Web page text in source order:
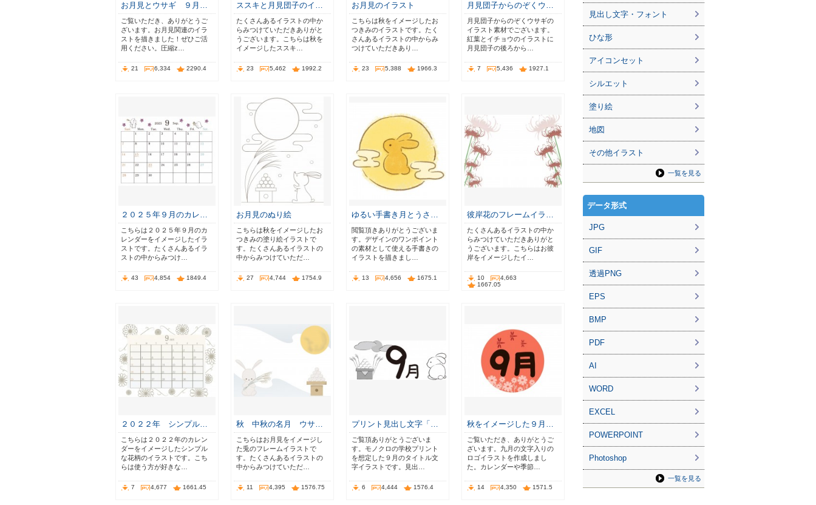
お月見とウサギ ９月…
ご覧いただき、ありがとうご
ざいます。お月見関連のイラ
ストを描きました！ぜひご活
用ください。圧縮z…
21 6,334 2290.4
ススキと月見団子のイ…
たくさんあるイラストの中か
らみつけていただきありがと
うございます。こちらは秋を
イメージしたススキ…
23 5,462 1992.2
お月見のイラスト
こちらは秋をイメージしたお
つきみのイラストです。たく
さんあるイラストの中からみ
つけていただきあり…
23 5,388 1966.3
月見団子からのぞくウ…
月見団子からのぞくウサギの
イラスト素材でございます。
紅葉とイチョウのイラストに
月見団子の後ろから…
7 5,436 1927.1
２０２５年９月のカレ…
こちらは２０２５年９月のカ
レンダーをイメージしたイラ
ストです。たくさんあるイラ
ストの中からみつけ…
43 4,854 1849.4
お月見のぬり絵
こちらは秋をイメージしたお
つきみの塗り絵イラストで
す。たくさんあるイラストの
中からみつけていただ…
27 4,744 1754.9
ゆるい手書き月とうさ…
閲覧頂きありがとうございま
す。デザインのワンポイント
の素材として使える手書きの
イラストを描きまし…
13 4,656 1675.1
彼岸花のフレームイラ…
たくさんあるイラストの中か
らみつけていただきありがと
うございます。こちらはお彼
岸をイメージしたイ…
10
4,663
1667.05
２０２２年 シンプル…
こちらは２０２２年のカレン
ダーをイメージしたシンプル
な花柄のイラストです。こち
らは使う方が好きな…
7 4,677 1661.45
秋 中秋の名月 ウサ…
こちらはお月見をイメージし
た兎のフレームイラストで
す。たくさんあるイラストの
中からみつけていただ…
11 4,395 1576.75
プリント見出し文字「…
ご覧頂ありがとうございま
す。モノクロの学校プリント
を想定した９月のタイトル文
字イラストです。見出…
6 4,444 1576.4
秋をイメージした９月…
ご覧いただき、ありがとうご
ざいます。九月の文字入りの
ロゴイラストを作成しまし
た。カレンダーや季節…
14 4,350 1571.5
見出し文字・フォント
ひな形
アイコンセット
シルエット
塗り絵
地図
その他イラスト
一覧を見る
データ形式
JPG
GIF
透過PNG
EPS
BMP
PDF
AI
WORD
EXCEL
POWERPOINT
Photoshop
一覧を見る